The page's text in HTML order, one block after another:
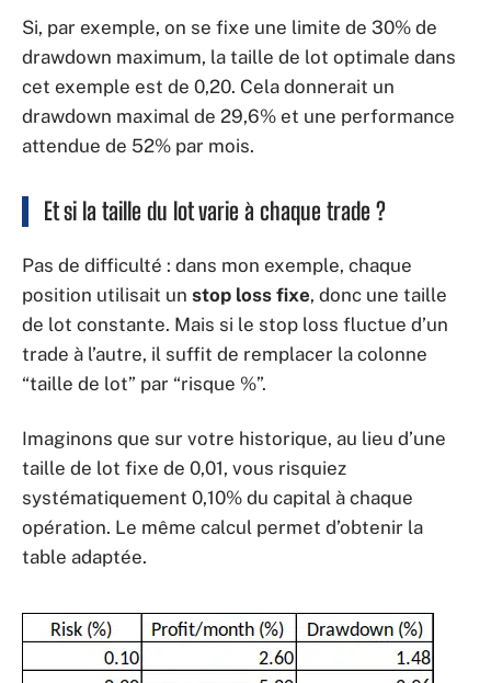
Si, par exemple, on se fixe une limite de 30% de
drawdown maximum, la taille de lot optimale dans
cet exemple est de 0,20. Cela donnerait un
drawdown maximal de 29,6% et une performance
attendue de 52% par mois.
Et si la taille du lot varie à chaque trade ?
Pas de difficulté : dans mon exemple, chaque
position utilisait un stop loss fixe, donc une taille
de lot constante. Mais si le stop loss fluctue d’un
trade à l’autre, il suffit de remplacer la colonne
“taille de lot” par “risque %”.
Imaginons que sur votre historique, au lieu d’une
taille de lot fixe de 0,01, vous risquiez
systématiquement 0,10% du capital à chaque
opération. Le même calcul permet d’obtenir la
table adaptée.